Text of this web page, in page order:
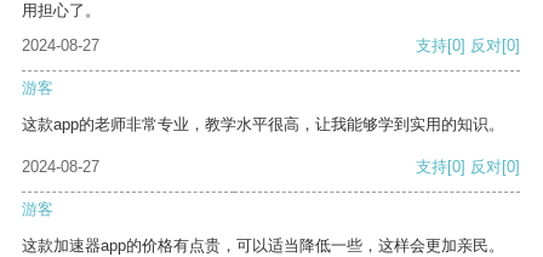
用担心了。
2024-08-27
支持[0] 反对[0]
游客
这款app的老师非常专业，教学水平很高，让我能够学到实用的知识。
2024-08-27 支持[0] 反对[0]
游客
这款加速器app的价格有点贵，可以适当降低一些，这样会更加亲民。